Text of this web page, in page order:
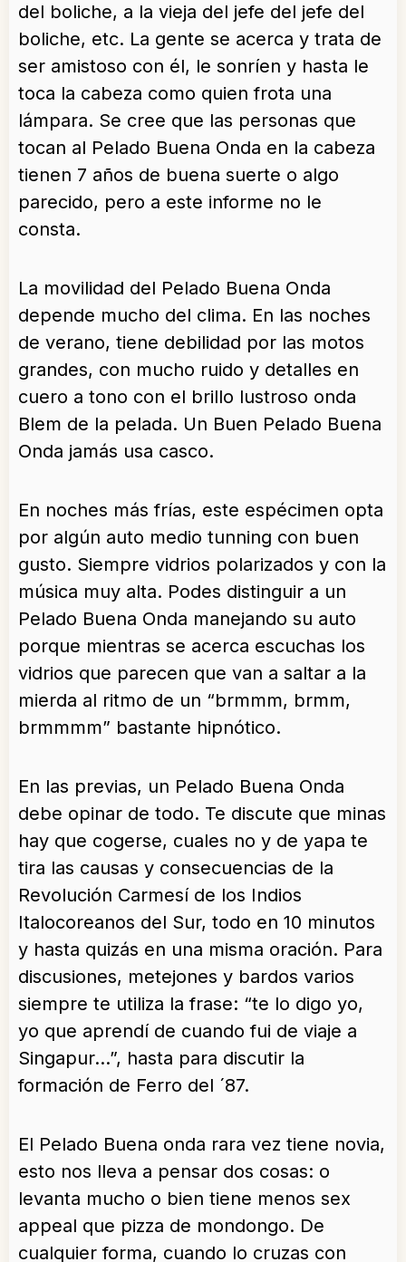
del boliche, a la vieja del jefe del jefe del
boliche, etc. La gente se acerca y trata de
ser amistoso con él, le sonríen y hasta le
toca la cabeza como quien frota una
lámpara. Se cree que las personas que
tocan al Pelado Buena Onda en la cabeza
tienen 7 años de buena suerte o algo
parecido, pero a este informe no le
consta.
La movilidad del Pelado Buena Onda
depende mucho del clima. En las noches
de verano, tiene debilidad por las motos
grandes, con mucho ruido y detalles en
cuero a tono con el brillo lustroso onda
Blem de la pelada. Un Buen Pelado Buena
Onda jamás usa casco.
En noches más frías, este espécimen opta
por algún auto medio tunning con buen
gusto. Siempre vidrios polarizados y con la
música muy alta. Podes distinguir a un
Pelado Buena Onda manejando su auto
porque mientras se acerca escuchas los
vidrios que parecen que van a saltar a la
mierda al ritmo de un “brmmm, brmm,
brmmmm” bastante hipnótico.
En las previas, un Pelado Buena Onda
debe opinar de todo. Te discute que minas
hay que cogerse, cuales no y de yapa te
tira las causas y consecuencias de la
Revolución Carmesí de los Indios
Italocoreanos del Sur, todo en 10 minutos
y hasta quizás en una misma oración. Para
discusiones, metejones y bardos varios
siempre te utiliza la frase: “te lo digo yo,
yo que aprendí de cuando fui de viaje a
Singapur…”, hasta para discutir la
formación de Ferro del ´87.
El Pelado Buena onda rara vez tiene novia,
esto nos lleva a pensar dos cosas: o
levanta mucho o bien tiene menos sex
appeal que pizza de mondongo. De
cualquier forma, cuando lo cruzas con